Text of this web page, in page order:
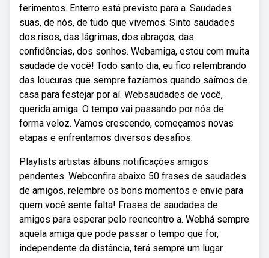
ferimentos. Enterro está previsto para a. Saudades
suas, de nós, de tudo que vivemos. Sinto saudades
dos risos, das lágrimas, dos abraços, das
confidências, dos sonhos. Webamiga, estou com muita
saudade de você! Todo santo dia, eu fico relembrando
das loucuras que sempre fazíamos quando saímos de
casa para festejar por aí. Websaudades de você,
querida amiga. O tempo vai passando por nós de
forma veloz. Vamos crescendo, começamos novas
etapas e enfrentamos diversos desafios.
Playlists artistas álbuns notificações amigos
pendentes. Webconfira abaixo 50 frases de saudades
de amigos, relembre os bons momentos e envie para
quem você sente falta! Frases de saudades de
amigos para esperar pelo reencontro a. Webhá sempre
aquela amiga que pode passar o tempo que for,
independente da distância, terá sempre um lugar